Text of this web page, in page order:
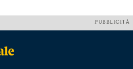
PUBBLICITÀ